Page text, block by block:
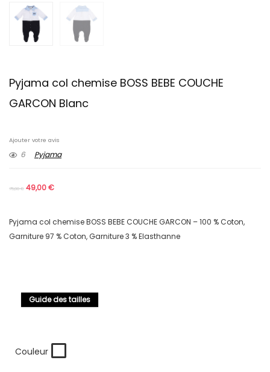
Pyjama col chemise BOSS BEBE COUCHE
GARCON Blanc
Ajouter votre avis
6 Pyjama
75,00€ 49,00€
Pyjama col chemise BOSS BEBE COUCHE GARCON – 100 % Coton,
Garniture 97 % Coton, Garniture 3 % Elasthanne
Guide des tailles
Couleur